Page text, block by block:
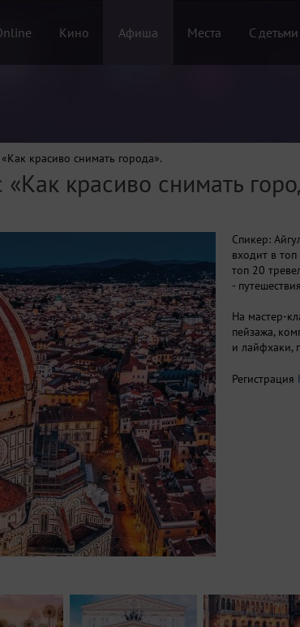
Кино Афиша Места С детьми
красиво снимать города».
красиво снимать
Спикер:
входит в
топ 20
-
На мастер-
пейзажа,
и лайфхаки,
Регистрация